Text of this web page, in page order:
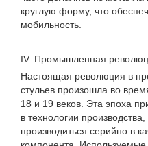
круглую форму, что
мобильность.
IV. Промышленная
Настоящая революция в
стульев произошла во
18 и 19 веков. Эта эпоха
в технологии
производиться серийно в